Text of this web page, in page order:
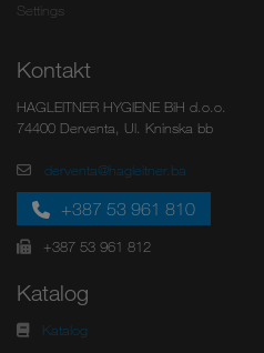
Settings
Kontakt
HAGLEITNER HYGIENE BiH d.o.o.
74400 Derventa, Ul. Kninska bb
derventa@hagleitner.ba
+387 53 961 810
+387 53 961 812
Katalog
Katalog